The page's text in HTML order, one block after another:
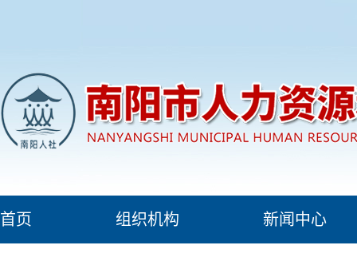
首页 组织机构 新闻中心